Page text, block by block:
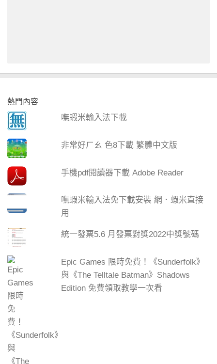
熱門內容
嘸蝦米輸入法下載
非常好ㄏㄠ 色8下載 繁體中文版
手機pdf閱讀器下載 Adobe Reader
嘸蝦米輸入法免下載安裝 網．蝦米直接
用
統一發票5.6 月發票對獎2022中獎號碼
Epic Games 限時免費！《Sunderfolk》
與《The Telltale Batman》Shadows
Edition 免費領取教學一次看